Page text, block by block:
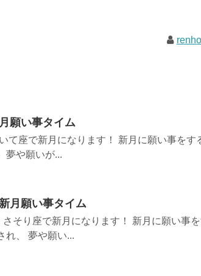
願い事タイム
て座で新月になります！ 新月に願い事をす
夢や願いが...
月願い事タイム
そり座で新月になります！ 新月に願い事を
れ、 夢や願い...